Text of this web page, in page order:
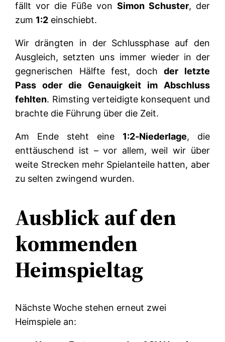
fällt vor die Füße von Simon Schuster, der
zum 1:2 einschiebt.
Wir drängten in der Schlussphase auf den
Ausgleich, setzten uns immer wieder in der
gegnerischen Hälfte fest, dochder letzte
Pass oder die Genauigkeit im Abschluss
fehlten. Rimsting verteidigte konsequent und
brachte die Führung über die Zeit.
Am Ende steht eine 1:2‑Niederlage, die
enttäuschend ist – vor allem, weil wir über
weite Strecken mehr Spielanteile hatten, aber
zu selten zwingend wurden.
Ausblick auf den
kommenden
Heimspieltag
Nächste Woche stehen erneut zwei
Heimspiele an: